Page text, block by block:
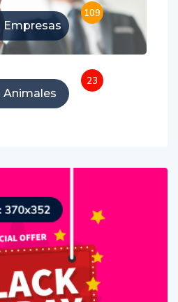
Empresas
109
Animales
23